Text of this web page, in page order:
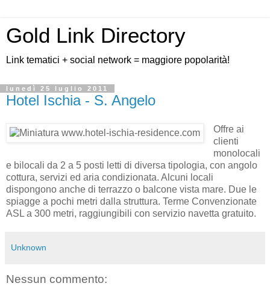
Gold Link Directory
Link tematici + social network = maggiore popolarità!
lunedì 25 luglio 2011
Hotel Ischia - S. Angelo
Offre ai
clienti
monolocali
e bilocali da 2 a 5 posti letti di diversa tipologia, con angolo
cottura, servizi ed aria condizionata. Alcuni locali
dispongono anche di terrazzo o balcone vista mare. Due le
spiagge a pochi metri dalla struttura. Terme Convenzionate
ASL a 300 metri, raggiungibili con servizio navetta gratuito.
Unknown
Nessun commento: